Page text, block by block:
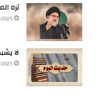
تره
2025
لا
2025